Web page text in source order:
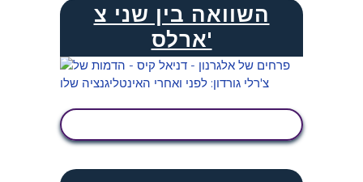
השוואה בין שני צ
'ארלס